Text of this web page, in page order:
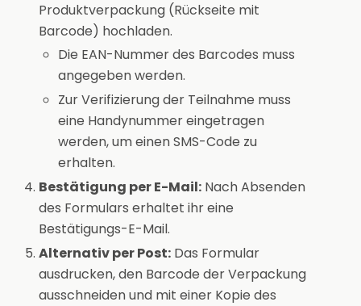
Produktverpackung (Rückseite mit
Barcode) hochladen.
Die EAN-Nummer des Barcodes muss
angegeben werden.
Zur Verifizierung der Teilnahme muss
eine Handynummer eingetragen
werden, um einen SMS-Code zu
erhalten.
Bestätigung per E-Mail: Nach Absenden
des Formulars erhaltet ihr eine
Bestätigungs-E-Mail.
Alternativ per Post: Das Formular
ausdrucken, den Barcode der Verpackung
ausschneiden und mit einer Kopie des